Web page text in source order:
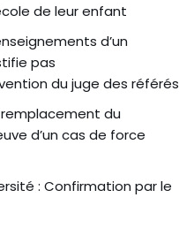
de leur enfant
d’un
pas
du juge des référés
du
d’un cas de force
: Confirmation par le